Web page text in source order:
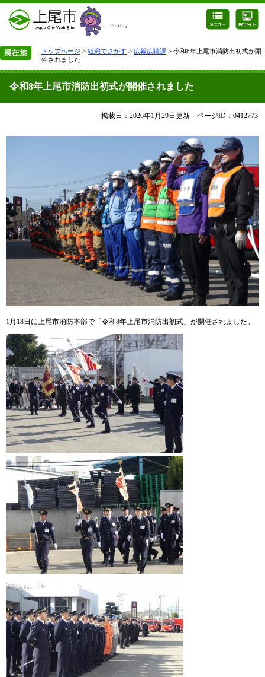
トップページ > 組織でさがす > 広報広聴課 > 令和8年上尾市消防出初式が開
催されました
令和8年上尾市消防出初式が開催されました
掲載日：2026年1月29日更新 ページID：0412773
1月18日に上尾市消防本部で「令和8年上尾市消防出初式」が開催されました。​